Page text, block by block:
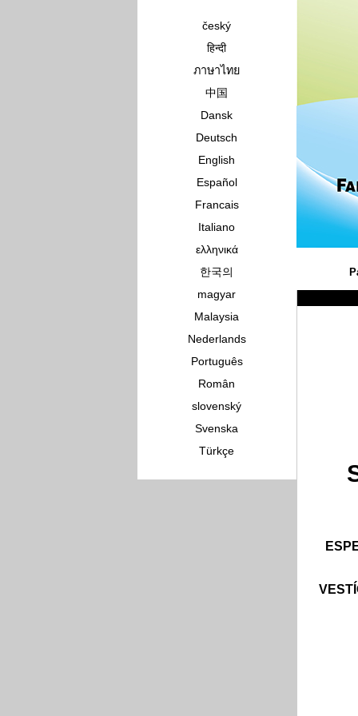
český
हिन्दी
ภาษาไทย
中国
Dansk
Deutsch
English
Español
Francais
Italiano
ελληνικά
한국의
magyar
Malaysia
Nederlands
Português
Român
slovenský
Svenska
Türkçe